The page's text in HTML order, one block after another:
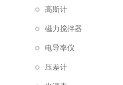
高斯计
磁力搅拌器
电导率仪
压差计